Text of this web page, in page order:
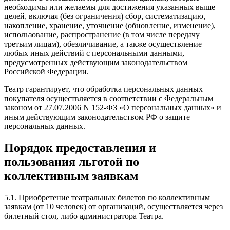
необходимы или желаемы для достижения указанных выше
целей, включая (без ограничения) сбор, систематизацию,
накопление, хранение, уточнение (обновление, изменение),
использование, распространение (в том числе передачу
третьим лицам), обезличивание, а также осуществление
любых иных действий с персональными данными,
предусмотренных действующим законодательством
Российской Федерации.
Театр гарантирует, что обработка персональных данных
покупателя осуществляется в соответствии с Федеральным
законом от 27.07.2006 N 152-ФЗ «О персональных данных» и
иным действующим законодательством РФ о защите
персональных данных.
Порядок предоставления и
пользования льготой по
коллективным заявкам
5.1. Приобретение театральных билетов по коллективным
заявкам (от 10 человек) от организаций, осуществляется через
билетный стол, либо администратора Театра.